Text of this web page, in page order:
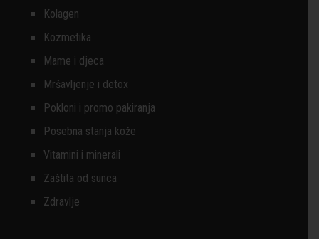
Kolagen
Kozmetika
Mame i djeca
Mršavljenje i detox
Pokloni i promo pakiranja
Posebna stanja kože
Vitamini i minerali
Zaštita od sunca
Zdravlje